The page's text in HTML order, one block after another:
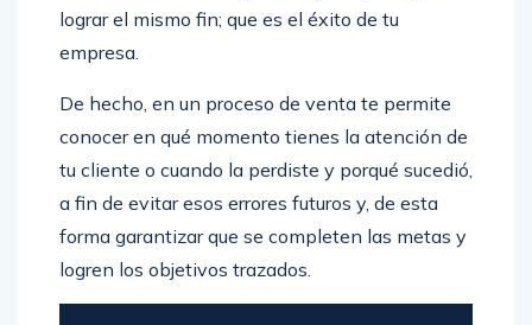
lograr el mismo fin; que es el éxito de tu
empresa.
De hecho, en un proceso de venta te permite
conocer en qué momento tienes la atención de
tu cliente o cuando la perdiste y porqué sucedió,
a fin de evitar esos errores futuros y, de esta
forma garantizar que se completen las metas y
logren los objetivos trazados.